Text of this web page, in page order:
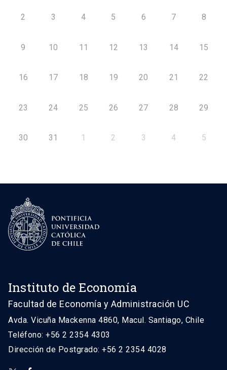
2 3 4 5 6 7 8
9 10 11 12 13 14 15
16 17 18 19 20 21 22
23 24 25 26 27 28 29
30 31 1 2 3 4 5
Instituto de Economía
Facultad de Economía y Administración UC
Avda. Vicuña Mackenna 4860, Macul. Santiago, Chile
Teléfono: +56 2 2354 4303
Dirección de Postgrado: +56 2 2354 4028